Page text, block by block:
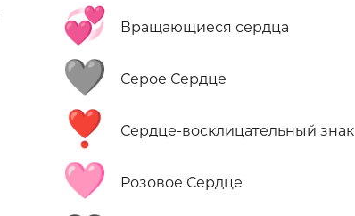
💞 Вращающиеся сердца
🩶 Серое Сердце
❣️ Сердце-восклицательный знак
🩷 Розовое Сердце